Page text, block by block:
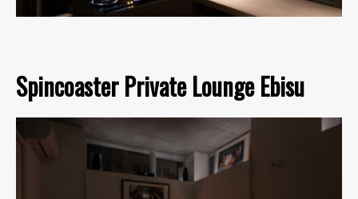
Spincoaster Private Lounge Ebisu